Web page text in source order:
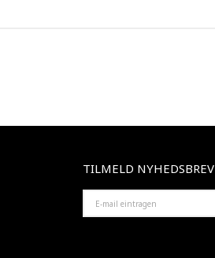
TILMELD NYHEDSBREV
MAIL
EINTRAGEN